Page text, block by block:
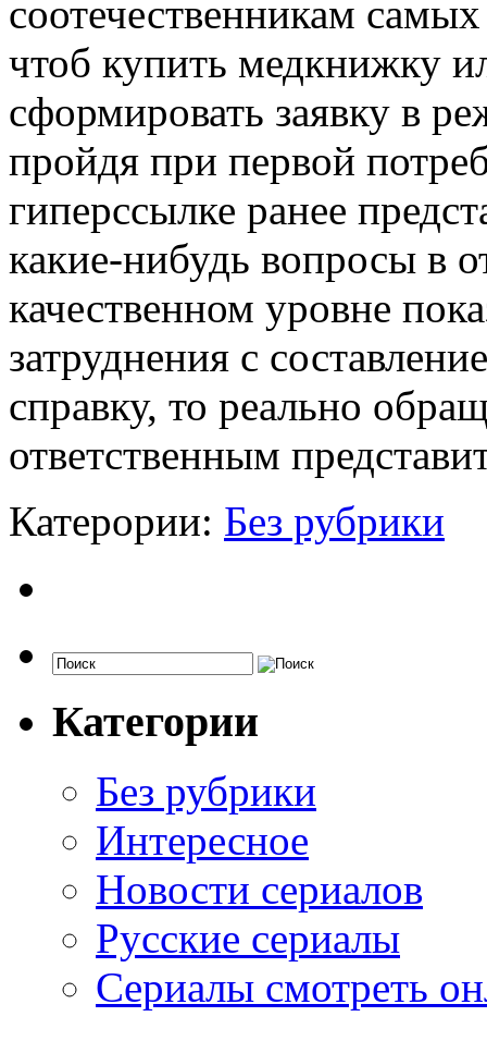
соотечественникам
чтоб купить медкнижку
сформировать заявку в
пройдя при первой
гиперссылке ранее
какие-нибудь вопросы в
качественном уровне
затруднения с
справку, то реально
ответственным
Катерории: Без рубрики
Категории
Без рубрики
Интересное
Новости сериалов
Русские сериалы
Сериалы смотреть